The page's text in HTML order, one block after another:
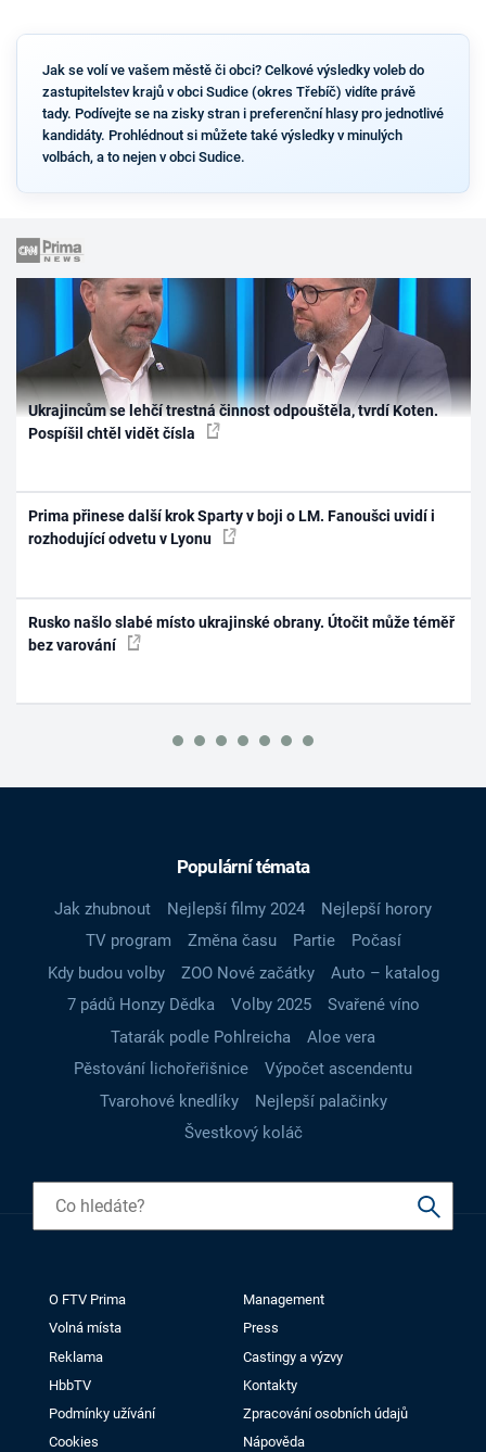
Jak se volí ve vašem městě či obci? Celkové výsledky voleb do
zastupitelstev krajů v obci Sudice (okres Třebíč) vidíte právě
tady. Podívejte se na zisky stran i preferenční hlasy pro jednotlivé
kandidáty. Prohlédnout si můžete také výsledky v minulých
volbách, a to nejen v obci Sudice.
Ukrajincům se lehčí trestná činnost odpouštěla, tvrdí Koten.
Pospíšil chtěl vidět čísla
Prima přinese další krok Sparty v boji o LM. Fanoušci uvidí i
rozhodující odvetu v Lyonu
Rusko našlo slabé místo ukrajinské obrany. Útočit může téměř
bez varování
Populární témata
Jak zhubnout Nejlepší filmy 2024
Nejlepší horory
TV program
Změna času Partie
Počasí
Kdy budou volby
ZOO Nové začátky
Auto – katalog
7 pádů Honzy Dědka
Volby 2025
Svařené víno
Tatarák podle Pohlreicha
Aloe vera
Pěstování lichořeřišnice
Výpočet ascendentu
Tvarohové knedlíky
Nejlepší palačinky
Švestkový koláč
O FTV Prima
Management
Volná místa
Press
Reklama
Castingy a výzvy
HbbTV
Kontakty
Podmínky užívání
Zpracování osobních údajů
Cookies
Nápověda